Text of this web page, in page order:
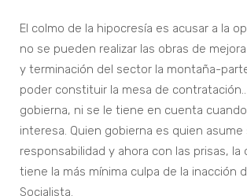
El colmo de la hipocresía es acusar a la
no se pueden realizar las obras de
y terminación del sector la montaña-
poder constituir la mesa de
gobierna, ni se le tiene en cuenta
interesa. Quien gobierna es quien asume
responsabilidad y ahora con las prisas, la
tiene la más mínima culpa de la inacción
Socialista.